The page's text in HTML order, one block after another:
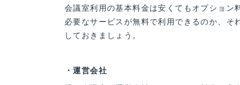
会議室利用の基本料金は安くてもオプション
必要なサービスが無料で利用できるのか、
しておきましょう。
・運営会社